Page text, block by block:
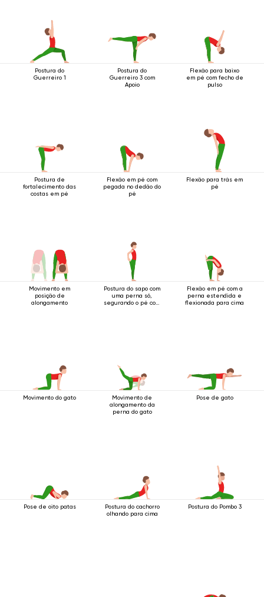
Postura do
Guerreiro 1
Postura do
Guerreiro 3 com
Apoio
Flexão para baixo
em pé com fecho de
pulso
Postura de
fortalecimento das
costas em pé
Flexão em pé com
pegada no dedão do
pé
Flexão para trás em
pé
Movimento em
posição de
alongamento
Postura do sapo com
uma perna só,
segurando o pé com
Flexão em pé com a
perna estendida e
flexionada para cima
Movimento do gato
Movimento de
alongamento da
perna do gato
Pose de gato
Pose de oito patas
Postura do cachorro
olhando para cima
Postura do Pombo 3